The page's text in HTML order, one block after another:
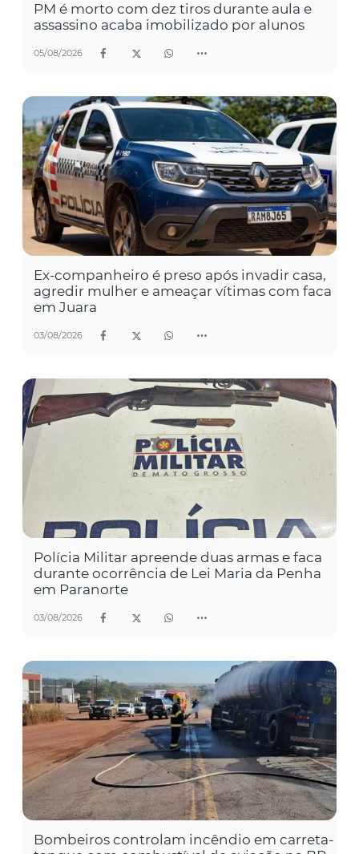
PM é morto com dez tiros durante aula e
assassino acaba imobilizado por alunos
05/08/2026
Ex-companheiro é preso após invadir casa,
agredir mulher e ameaçar vítimas com faca
em Juara
03/08/2026
Polícia Militar apreende duas armas e faca
durante ocorrência de Lei Maria da Penha
em Paranorte
03/08/2026
Bombeiros controlam incêndio em carreta-